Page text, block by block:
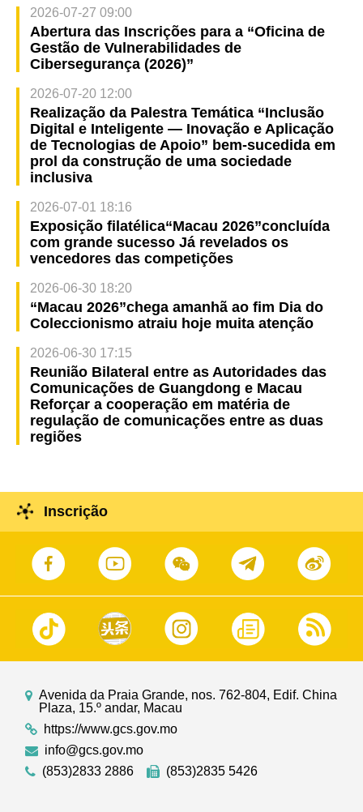
2026-07-27 09:00
Abertura das Inscrições para a “Oficina de
Gestão de Vulnerabilidades de
Cibersegurança (2026)”
2026-07-20 12:00
Realização da Palestra Temática “Inclusão
Digital e Inteligente — Inovação e Aplicação
de Tecnologias de Apoio” bem-sucedida em
prol da construção de uma sociedade
inclusiva
2026-07-01 18:16
Exposição filatélica“Macau 2026”concluída
com grande sucesso Já revelados os
vencedores das competições
2026-06-30 18:20
“Macau 2026”chega amanhã ao fim Dia do
Coleccionismo atraiu hoje muita atenção
2026-06-30 17:15
Reunião Bilateral entre as Autoridades das
Comunicações de Guangdong e Macau
Reforçar a cooperação em matéria de
regulação de comunicações entre as duas
regiões
Inscrição
Avenida da Praia Grande, nos. 762-804, Edif. China
Plaza, 15.º andar, Macau
https://www.gcs.gov.mo
info@gcs.gov.mo
(853)2833 2886
(853)2835 5426